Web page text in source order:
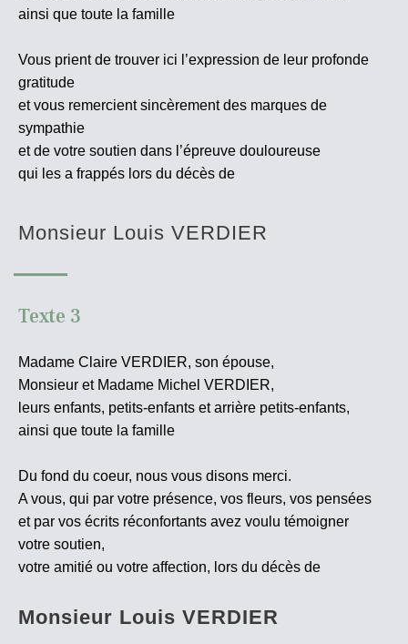
ainsi que toute la famille
Vous prient de trouver ici l’expression de leur profonde
gratitude
et vous remercient sincèrement des marques de
sympathie
et de votre soutien dans l’épreuve douloureuse
qui les a frappés lors du décès de
Monsieur Louis VERDIER
Texte 3
Madame Claire VERDIER, son épouse,
Monsieur et Madame Michel VERDIER,
leurs enfants, petits-enfants et arrière petits-enfants,
ainsi que toute la famille
Du fond du coeur, nous vous disons merci.
A vous, qui par votre présence, vos fleurs, vos pensées
et par vos écrits réconfortants avez voulu témoigner
votre soutien,
votre amitié ou votre affection, lors du décès de
Monsieur Louis VERDIER